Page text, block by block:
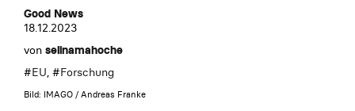
Good News
18.12.2023
von selinamahoche
#EU, #Forschung
Bild: IMAGO / Andreas Franke